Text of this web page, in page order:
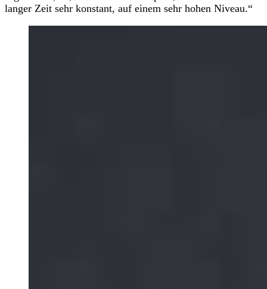
langer Zeit sehr konstant, auf einem sehr hohen Niveau.“